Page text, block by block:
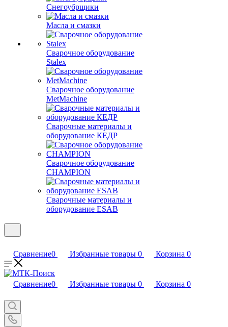
Снегоубрщики
Масла и смазки
Сварочное оборудование
Stalex
Сварочное оборудование
MetMachine
Сварочные материалы и
оборудование КЕДР
Сварочное оборудование
CHAMPION
Сварочные материалы и
оборудование ESAB
Сравнение0 Избранные товары 0 Корзина 0
Сравнение0 Избранные товары 0 Корзина 0